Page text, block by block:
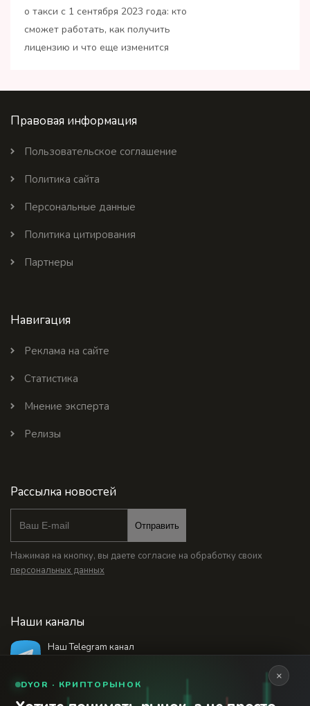
о такси с 1 сентября 2023 года: кто
сможет работать, как получить
лицензию и что еще изменится
Правовая информация
Пользовательское соглашение
Политика сайта
Персональные данные
Политика цитирования
Партнеры
Навигация
Реклама на сайте
Статистика
Мнение эксперта
Релизы
Рассылка новостей
Отправить
Нажимая на кнопку, вы даете согласие на обработку своих
персональных данных
Наши каналы
Наш Telegram канал
×
DYOR · КРИПТОРЫНОК